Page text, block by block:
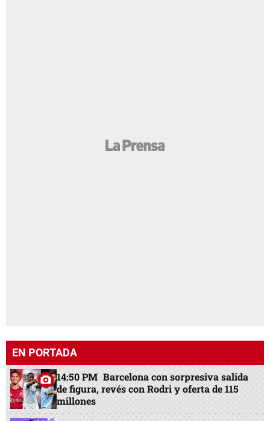
EN PORTADA
14:50 PM Barcelona con sorpresiva salida
de figura, revés con Rodri y oferta de 115
millones